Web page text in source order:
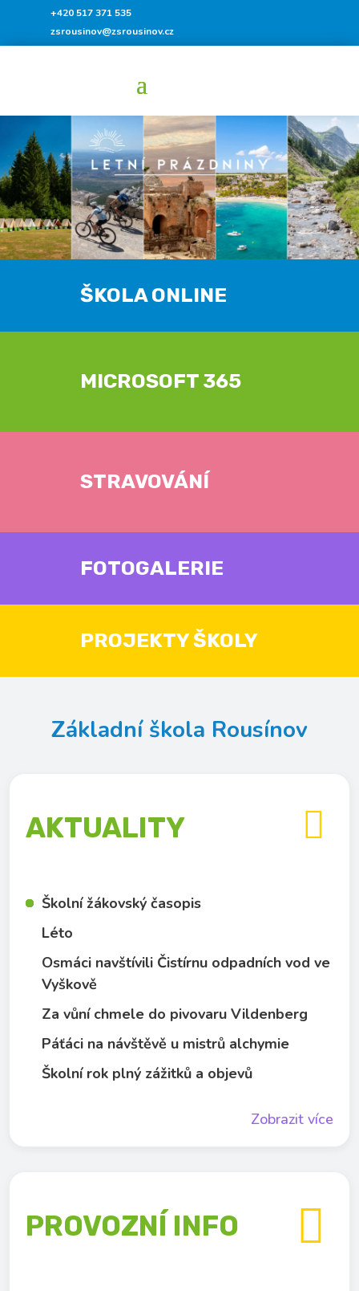
+420 517 371 535
zsrousinov@zsrousinov.cz
ŠKOLA ONLINE
MICROSOFT 365
STRAVOVÁNÍ
FOTOGALERIE
PROJEKTY ŠKOLY
Základní škola Rousínov
AKTUALITY
Školní žákovský časopis
Léto
Osmáci navštívili Čistírnu odpadních vod ve
Vyškově
Za vůní chmele do pivovaru Vildenberg
Páťáci na návštěvě u mistrů alchymie
Školní rok plný zážitků a objevů
Zobrazit více

PROVOZNÍ INFO 